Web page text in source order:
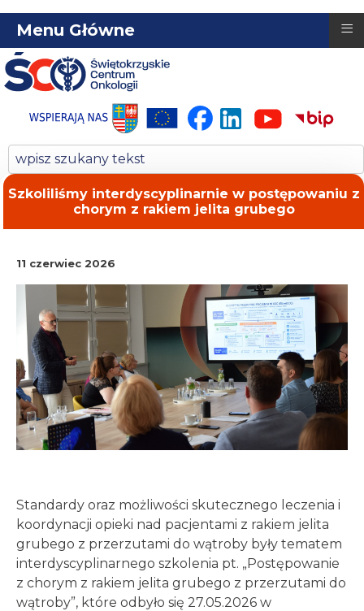
Menu Główne ≡
Szkoliliśmy interdyscyplinarnie w postępowaniu z
chorym z rakiem jelita grubego
11 czerwiec 2026
Standardy oraz możliwości skutecznego leczenia i
koordynacji opieki nad pacjentami z rakiem jelita
grubego z przerzutami do wątroby były tematem
interdyscyplinarnego szkolenia pt. „Postępowanie
z chorym z rakiem jelita grubego z przerzutami do
wątroby”, które odbyło się 27.05.2026 w